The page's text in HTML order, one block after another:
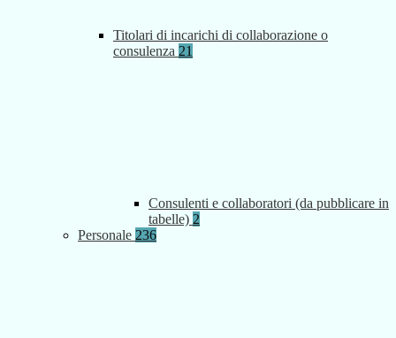
Titolari di incarichi di collaborazione o
consulenza 21
Consulenti e collaboratori (da pubblicare in
tabelle) 2
Personale 236